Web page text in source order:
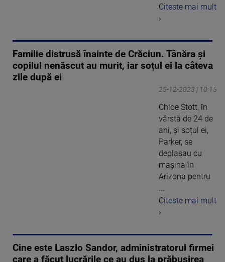
Citeste mai mult
›
Familie distrusă înainte de Crăciun. Tânăra și
copilul nenăscut au murit, iar soțul ei la câteva
zile după ei
25-12-2023 | 10:15
Chloe Stott, în
vârstă de 24 de
ani, și soțul ei,
Parker, se
deplasau cu
mașina în
Arizona pentru
...
Citeste mai mult
›
Cine este Laszlo Sandor, administratorul firmei
care a făcut lucrările ce au dus la prăbușirea